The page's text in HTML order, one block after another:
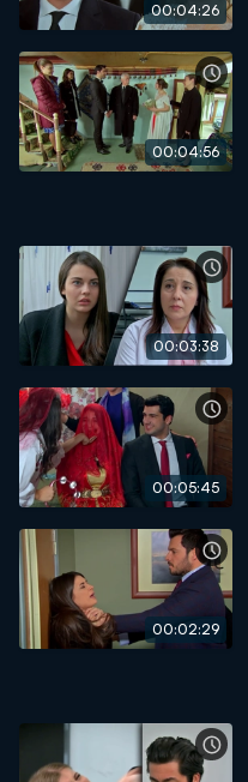
00:04:26
00:04:56
00:03:38
00:05:45
00:02:29